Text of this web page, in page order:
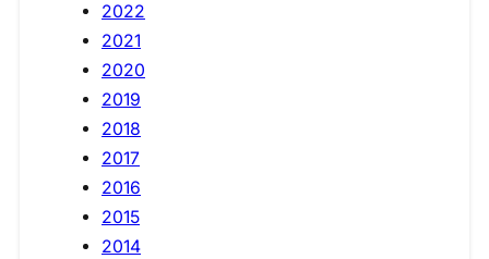
2022
2021
2020
2019
2018
2017
2016
2015
2014